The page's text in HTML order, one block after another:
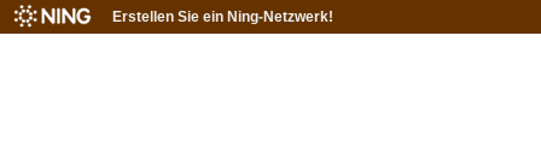
Erstellen Sie ein Ning-Netzwerk!